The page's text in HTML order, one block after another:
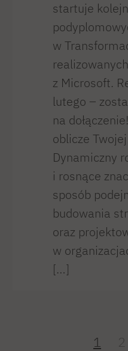
startuje
w
z Microsoft.
lutego –
na
oblicze
Dynamiczny
i rosnące
sposób
budowania
oraz
w
[…]
1 2